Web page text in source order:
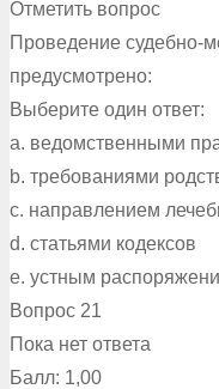
Отметить вопрос
Проведение судебно-
предусмотрено:
Выберите один ответ:
a. ведомственными
b. требованиями
c. направлением
d. статьями кодексов
e. устным
Вопрос 21
Пока нет ответа
Балл: 1,00